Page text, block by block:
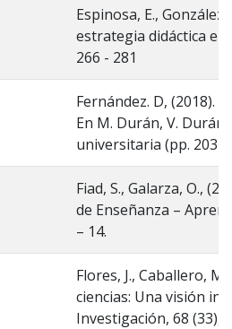
Espinosa, E.,
estrategia didáctica en
266 - 281
Fernández. D, (2018).
En M. Durán, V. Durán
universitaria (pp. 203-
Fiad, S., Galarza, O.,
de Enseñanza –
– 14.
Flores, J., Caballero,
ciencias: Una visión
Investigación, 68 (33),